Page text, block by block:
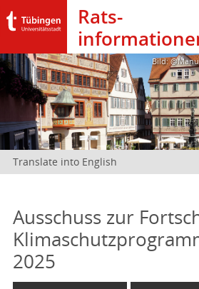
Rats­
Bild:
Translate into English
Ausschuss zur
2025